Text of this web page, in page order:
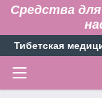
Средства
Тибетская